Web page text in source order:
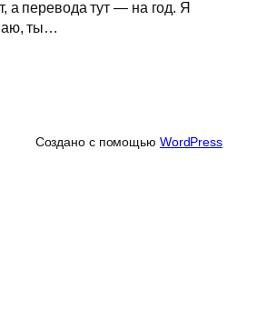
а перевода тут — на год. Я
ты…
Создано с помощью WordPress